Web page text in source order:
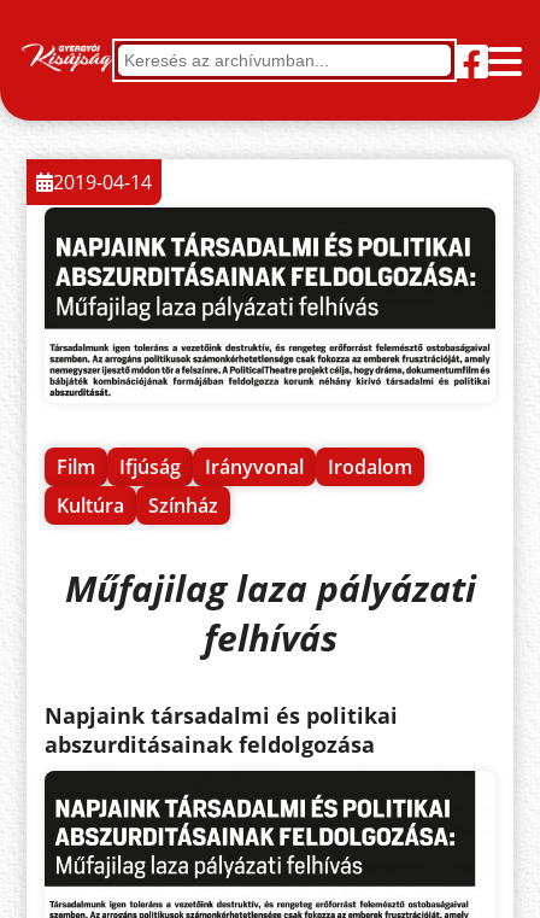
Film Ifjúság Irányvonal
Irodalom
Kultúra
Színház
2019-04-14
Műfajilag laza pályázati
felhívás
Napjaink társadalmi és politikai
abszurditásainak feldolgozása